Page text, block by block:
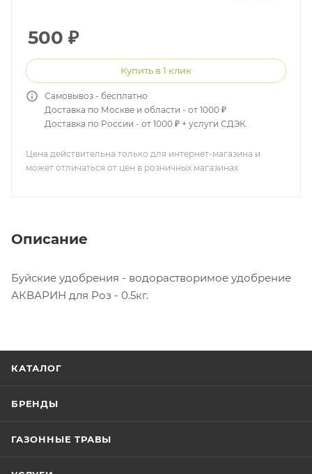
500 ₽
Купить в 1 клик
Самовывоз - бесплатно
Доставка по Москве и области - от 1000 ₽
Доставка по России - от 1000 ₽ + услуги СДЭК.
Цена действительна только для интернет-магазина и
может отличаться от цен в розничных магазинах
Описание
Буйские удобрения - водорастворимое удобрение
АКВАРИН для Роз - 0.5кг.
КАТАЛОГ
БРЕНДЫ
ГАЗОННЫЕ ТРАВЫ